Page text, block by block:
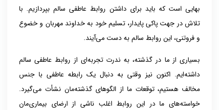
بهایی است که باید برای داشتن روابط عاطفی سالم بپردازیم. با
تلاش در جهت پاکی پایدار، تسلیم خود به خداوند مهربان و خضوع
و فروتنی، این روابط سالم به دست می‌آیند.
بسیاری از ما در گذشته، به ندرت تجربه‌ای از روابط عاطفی سالم
داشته‌ایم. اکنون نیز وقتی به دنبال یک رابطه عاطفی با جنس
مخالف هستیم، توقعات ما از الگوهای گذشته‌مان نشأت می‌گیرد.
خواسته‌های ما در این روابط اغلب ناشی از ارضای بیماری‌مان